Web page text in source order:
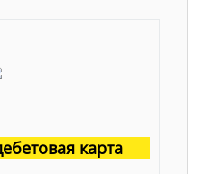
карта